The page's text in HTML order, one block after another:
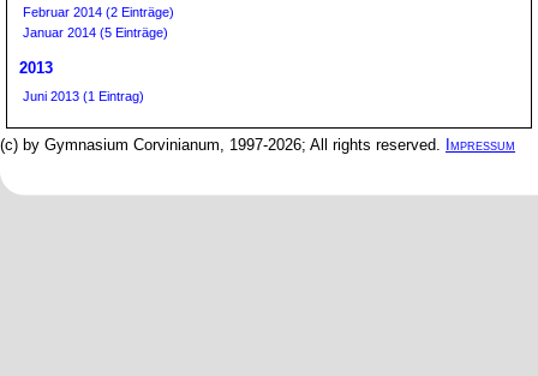
Februar 2014 (2 Einträge)
Januar 2014 (5 Einträge)
2013
Juni 2013 (1 Eintrag)
(c) by Gymnasium Corvinianum, 1997-2026; All rights reserved. Impressum